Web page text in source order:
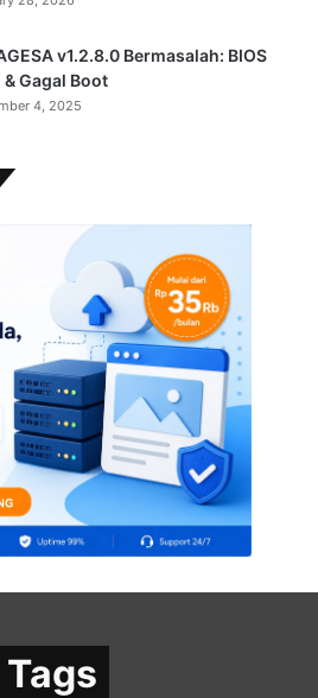
v1.2.8.0 Bermasalah: BIOS
Gagal Boot
4, 2025
Tags